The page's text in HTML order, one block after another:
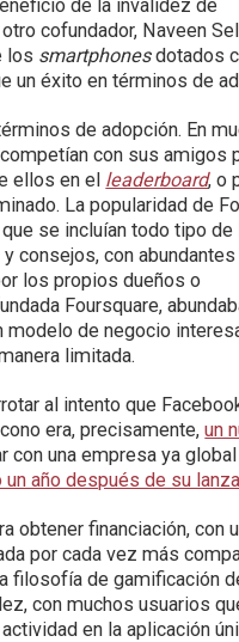
de la invalidez de
cofundador, Naveen
los smartphonesdotados
un éxito en términos de
de adopción. En
con sus amigos
ellos en el leaderboard, o
La popularidad de
se incluían todo tipo de
consejos, con abundantes
los propios dueños o
Foursquare,
modelo de negocio
limitada.
al intento que
era, precisamente,un
con una empresa ya
año después de su
obtener financiación, con
por cada vez más
filosofía de gamificación
con muchos usuarios
en la aplicación